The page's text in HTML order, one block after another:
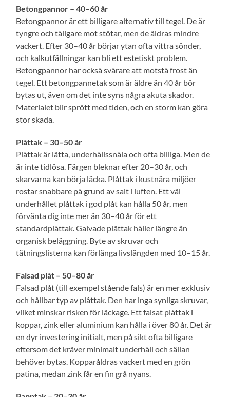
Betongpannor – 40–60 år
Betongpannor är ett billigare alternativ till tegel. De är
tyngre och tåligare mot stötar, men de åldras mindre
vackert. Efter 30–40 år börjar ytan ofta vittra sönder,
och kalkutfällningar kan bli ett estetiskt problem.
Betongpannor har också svårare att motstå frost än
tegel. Ett betongpannetak som är äldre än 40 år bör
bytas ut, även om det inte syns några akuta skador.
Materialet blir sprött med tiden, och en storm kan göra
stor skada.
Plåttak – 30–50 år
Plåttak är lätta, underhållssnåla och ofta billiga. Men de
är inte tidlösa. Färgen bleknar efter 20–30 år, och
skarvarna kan börja läcka. Plåttak i kustnära miljöer
rostar snabbare på grund av salt i luften. Ett väl
underhållet plåttak i god plåt kan hålla 50 år, men
förvänta dig inte mer än 30–40 år för ett
standardplåttak. Galvade plåttak håller längre än
organisk beläggning. Byte av skruvar och
tätningslisterna kan förlänga livslängden med 10–15 år.
Falsad plåt – 50–80 år
Falsad plåt (till exempel stående fals) är en mer exklusiv
och hållbar typ av plåttak. Den har inga synliga skruvar,
vilket minskar risken för läckage. Ett falsat plåttak i
koppar, zink eller aluminium kan hålla i över 80 år. Det är
en dyr investering initialt, men på sikt ofta billigare
eftersom det kräver minimalt underhåll och sällan
behöver bytas. Kopparåldras vackert med en grön
patina, medan zink får en fin grå nyans.